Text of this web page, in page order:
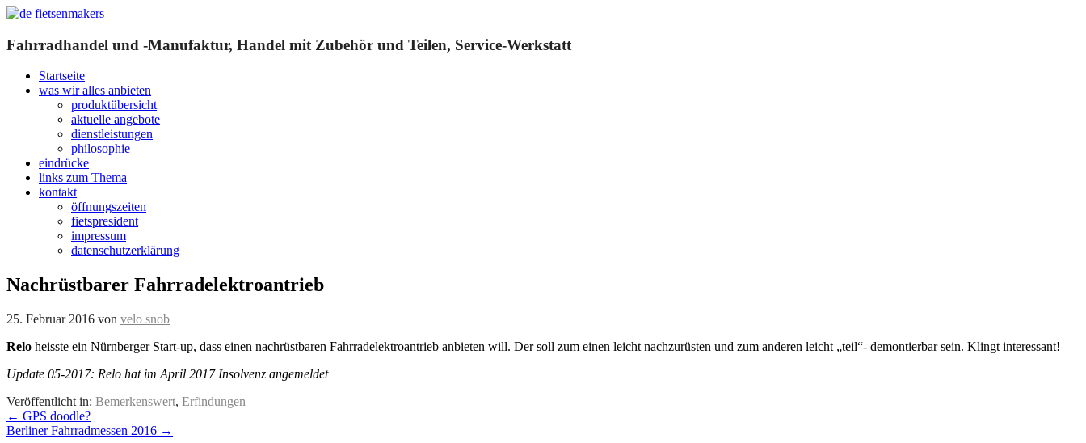
Fahrradhandel und -Manufaktur, Handel mit Zubehör und Teilen, Service-Werkstatt
Startseite
was wir alles anbieten
produktübersicht
aktuelle angebote
dienstleistungen
philosophie
eindrücke
links zum Thema
kontakt
öffnungszeiten
fietspresident
impressum
datenschutzerklärung
Nachrüstbarer Fahrradelektroantrieb
25. Februar 2016 von velo snob
Relo heisste ein Nürnberger Start-up, dass einen nachrüstbaren Fahrradelektroantrieb anbieten will. Der soll zum einen leicht nachzurüsten und zum anderen leicht „teil“- demontierbar sein. Klingt interessant!
Update 05-2017: Relo hat im April 2017 Insolvenz angemeldet
Veröffentlicht in: Bemerkenswert, Erfindungen
← GPS doodle?
Berliner Fahrradmessen 2016 →